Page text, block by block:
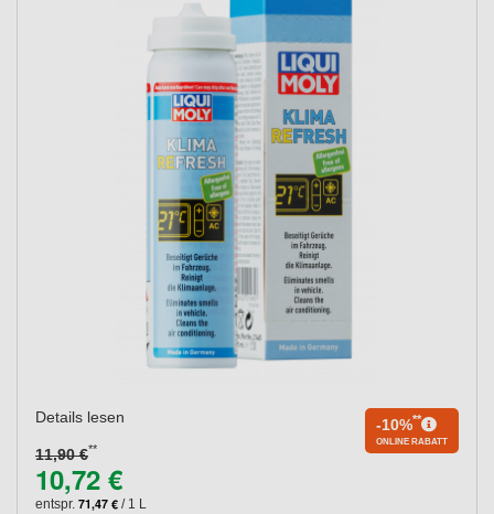
Details lesen
11,90 €**
-10%**
ONLINE RABATT
10,72 €
entspr. 71,47 € / 1 L